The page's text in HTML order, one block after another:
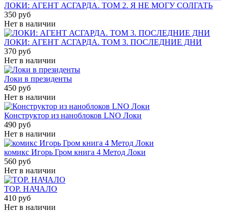
ЛОКИ: АГЕНТ АСГАРДА. ТОМ 2. Я НЕ МОГУ СОЛГАТЬ
350 руб
Нет в наличии
ЛОКИ: АГЕНТ АСГАРДА. ТОМ 3. ПОСЛЕДНИЕ ДНИ
370 руб
Нет в наличии
Локи в президенты
450 руб
Нет в наличии
Конструктор из наноблоков LNO Локи
490 руб
Нет в наличии
комикс Игорь Гром книга 4 Метод Локи
560 руб
Нет в наличии
ТОР. НАЧАЛО
410 руб
Нет в наличии